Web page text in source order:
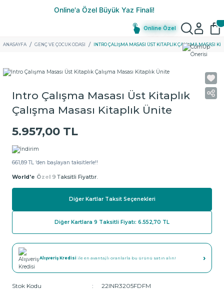
Online Özel
ANASAYFA GENÇ VE ÇOCUK ODASI INTRO ÇALIŞMA MASASI ÜST KITAPLIK ÇALIŞMA MASASI
Intro Çalışma Masası Üst Kitaplık
Çalışma Masası Kitaplık Ünite
5.957,00 TL
661,89 TL ‘den başlayan taksitlerle!!
World'e Özel 9 Taksitli Fiyattır.
Diğer Kartlar Taksit Seçenekleri
Diğer Kartlara 9 Taksitli Fiyatı: 6.552,70 TL
Alışveriş Kredisi ile en avantajlı oranlarla bu ürünü satın alın! ›
Stok Kodu 22INR3205FDFM